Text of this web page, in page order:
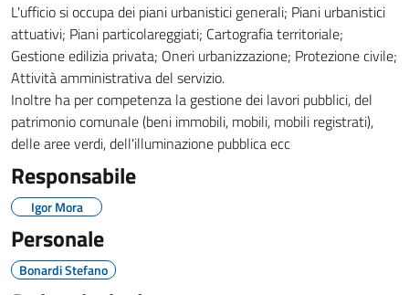
L'ufficio si occupa dei piani urbanistici generali; Piani urbanistici
attuativi; Piani particolareggiati; Cartografia territoriale;
Gestione edilizia privata; Oneri urbanizzazione; Protezione civile;
Attività amministrativa del servizio.
Inoltre ha per competenza la gestione dei lavori pubblici, del
patrimonio comunale (beni immobili, mobili, mobili registrati),
delle aree verdi, dell'illuminazione pubblica ecc
Responsabile
Igor Mora
Personale
Bonardi Stefano